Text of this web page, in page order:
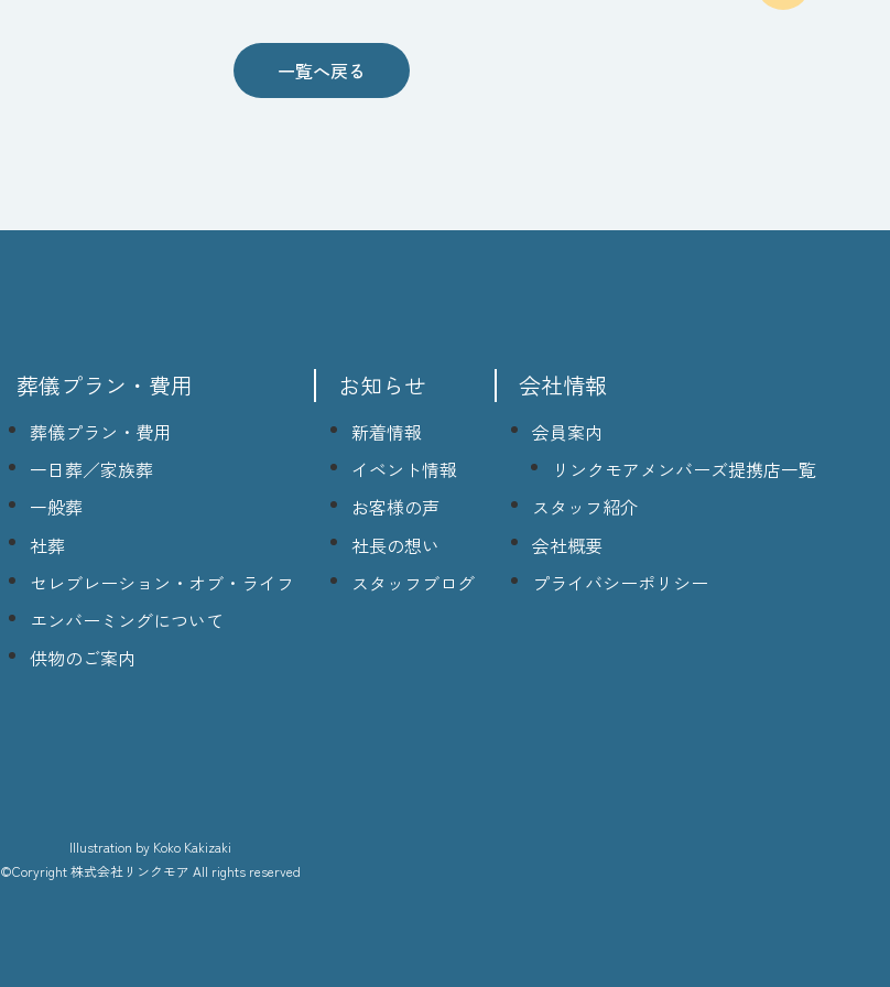
一覧へ戻る
葬儀プラン・費用
葬儀プラン・費用
一日葬／家族葬
一般葬
社葬
セレブレーション・オブ・ライフ
エンバーミングについて
供物のご案内
お知らせ
新着情報
イベント情報
お客様の声
社長の想い
スタッフブログ
会社情報
会員案内
リンクモアメンバーズ提携店一覧
スタッフ紹介
会社概要
プライバシーポリシー
lllustration by Koko Kakizaki
©Coryright 株式会社リンクモア All rights reserved